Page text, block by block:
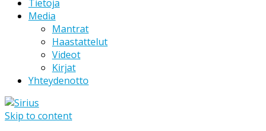
Tietoja
Media
Mantrat
Haastattelut
Videot
Kirjat
Yhteydenotto
Skip to content